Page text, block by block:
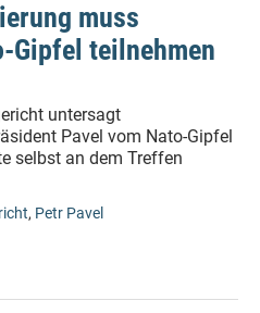
muss
Gipfel teilnehmen
untersagt
Pavel vom Nato-Gipfel
selbst an dem Treffen
, Petr Pavel